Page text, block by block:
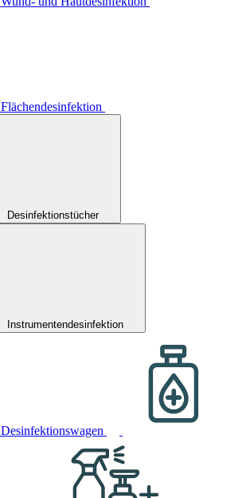
Flächendesinfektion
Desinfektionstücher
Instrumentendesinfektion
Desinfektionswagen